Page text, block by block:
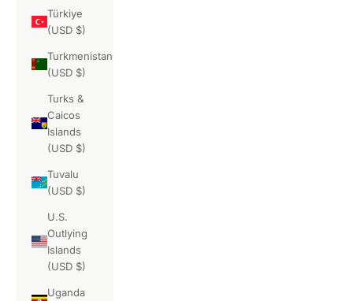
Türkiye
(USD $)
Turkmenistan
(USD $)
Turks &
Caicos
Islands
(USD $)
Tuvalu
(USD $)
U.S.
Outlying
Islands
(USD $)
Uganda